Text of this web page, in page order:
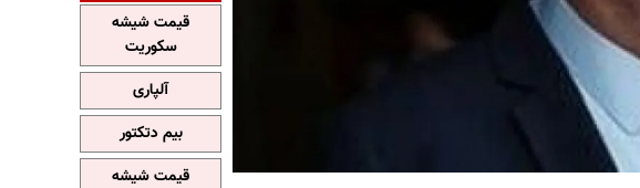
قیمت شیشه
سکوریت
آلپاری
بیم دتکتور
قیمت شیشه